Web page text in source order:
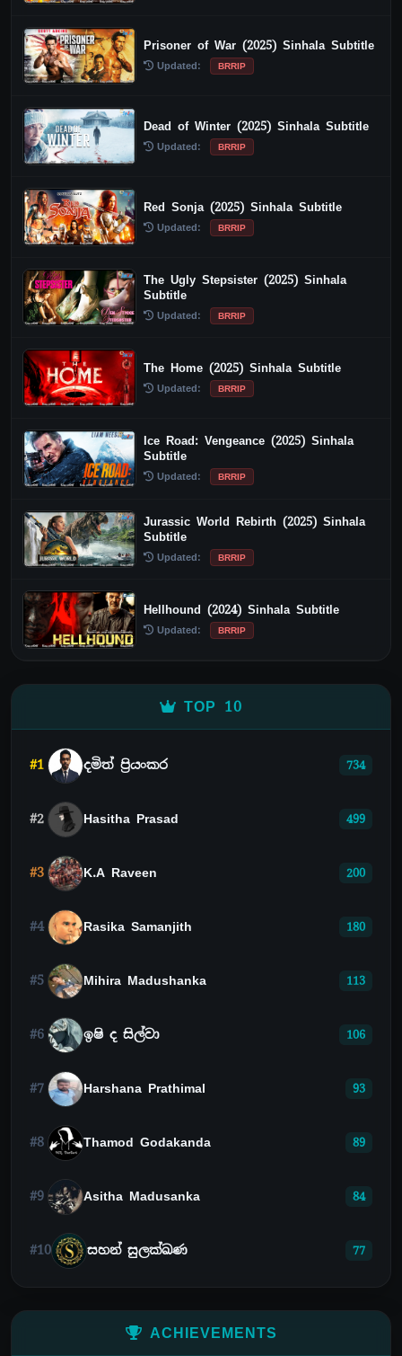
Prisoner of War (2025) Sinhala Subtitle
Updated: BRRIP
Dead of Winter (2025) Sinhala Subtitle
Updated: BRRIP
Red Sonja (2025) Sinhala Subtitle
Updated: BRRIP
The Ugly Stepsister (2025) Sinhala
Subtitle
Updated: BRRIP
The Home (2025) Sinhala Subtitle
Updated: BRRIP
Ice Road: Vengeance (2025) Sinhala
Subtitle
Updated: BRRIP
Jurassic World Rebirth (2025) Sinhala
Subtitle
Updated: BRRIP
Hellhound (2024) Sinhala Subtitle
Updated: BRRIP
TOP 10
#1 දමිත් ප්‍රියංකර 734
#2 Hasitha Prasad 499
#3 K.A Raveen 200
#4 Rasika Samanjith 180
#5 Mihira Madushanka 113
#6 ඉෂි ද සිල්වා 106
#7 Harshana Prathimal 93
#8 Thamod Godakanda 89
#9 Asitha Madusanka 84
#10 සහන් සුලක්ඛණ 77
ACHIEVEMENTS